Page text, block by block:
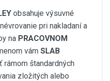
obsahuje výsuvné
pri nakladaní a
na PRACOVNOM
vám SLAB
rámom štandardných
zložitých alebo